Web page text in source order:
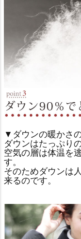
▼ダウンの暖かさ
ダウンはたっぷり
空気の層は体温を
す。
そのためダウンは
来るのです。